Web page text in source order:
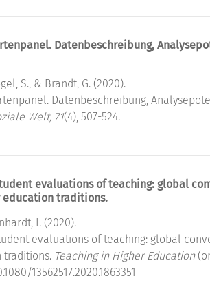
Datenbeschreibung,
S., & Brandt, G. (2020).
Datenbeschreibung,
Welt, 71(4), 507-524.
evaluations of teaching: global
education traditions.
I. (2020).
evaluations of teaching: global
traditions. Teaching in Higher Education
13562517.2020.1863351